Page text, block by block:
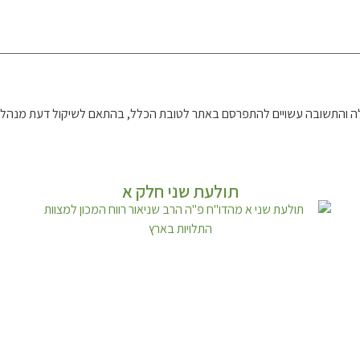
והתשובה עשויים להתפרסם באתר לטובת הכלל, בהתאם לשיקול דעת
תולעת שני חלק א